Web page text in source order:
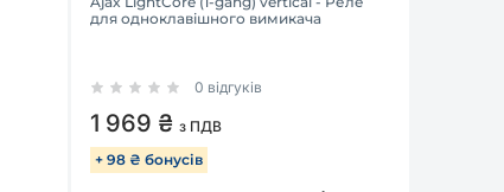
для одноклавішного вимикача
0 відгуків
1 969 ₴з ПДВ
+ 98 ₴ бонусів